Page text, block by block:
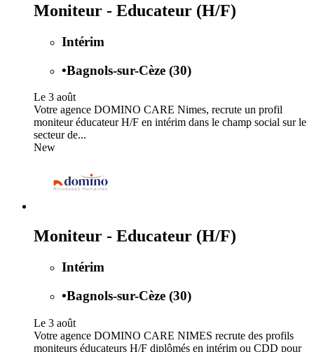
Moniteur - Educateur (H/F)
Intérim
•Bagnols-sur-Cèze (30)
Le 3 août
Votre agence DOMINO CARE Nimes, recrute un profil
moniteur éducateur H/F en intérim dans le champ social sur le
secteur de...
New
Moniteur - Educateur (H/F)
Intérim
•Bagnols-sur-Cèze (30)
Le 3 août
Votre agence DOMINO CARE NIMES recrute des profils
moniteurs éducateurs H/F diplômés en intérim ou CDD pour